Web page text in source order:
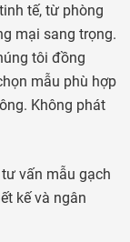
tế, từ phòng
mại sang trọng.
tôi đồng
mẫu phù hợp
Không phát
vấn mẫu gạch
kế và ngân